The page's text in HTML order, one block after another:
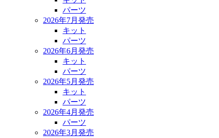
パーツ
2026年7月発売
キット
パーツ
2026年6月発売
キット
パーツ
2026年5月発売
キット
パーツ
2026年4月発売
パーツ
2026年3月発売